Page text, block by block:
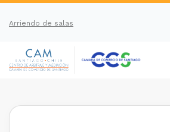
Arriendo de salas